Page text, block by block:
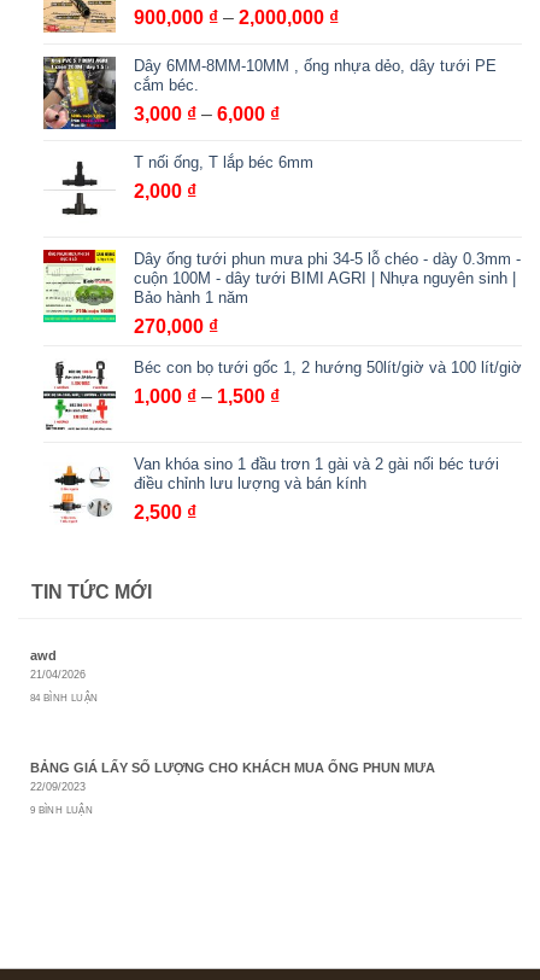
900,000 ₫ – 2,000,000 ₫Khoảng
từ
Dây 6MM-8MM-10MM , ống nhựa dẻo, dây tưới PE
cắm béc.
3,000 ₫ – 6,000 ₫Khoảng
từ
T nối ống, T lắp béc 6mm
2,000 ₫
Dây ống tưới phun mưa phi 34-5 lỗ chéo - dày 0.3mm -
cuộn 100M - dây tưới BIMI AGRI | Nhựa nguyên sinh |
Bảo hành 1 năm
270,000 ₫
Béc con bọ tưới gốc 1, 2 hướng 50lít/giờ và 100 lít/giờ
1,000 ₫ – 1,500 ₫Khoảng
1,000 ₫
đến
Van khóa sino 1 đầu trơn 1 gài và 2 gài nối béc tưới
điều chỉnh lưu lượng và bán kính
2,500 ₫
TIN TỨC MỚI
awd
21/04/2026
84 BÌNH LUẬN
BẢNG GIÁ LẤY SỐ LƯỢNG CHO KHÁCH MUA ỐNG PHUN MƯA
22/09/2023
9 BÌNH LUẬN